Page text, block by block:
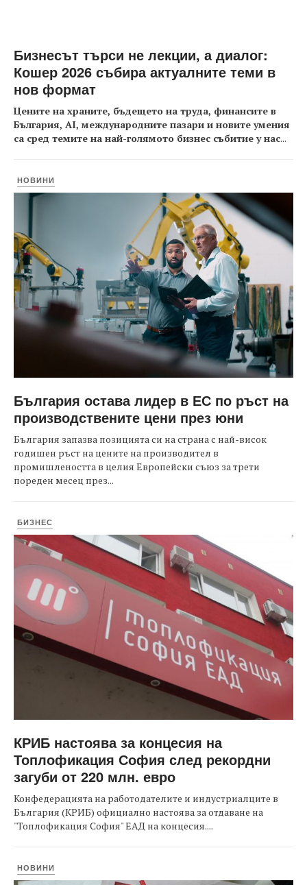
Бизнесът търси не лекции, а диалог:
Кошер 2026 събира актуалните теми в
нов формат
Цените на храните, бъдещето на труда, финансите в
България, AI, международните пазари и новите умения
са сред темите на най-голямото бизнес събитие у нас...
НОВИНИ
България остава лидер в ЕС по ръст на
производствените цени през юни
България запазва позицията си на страна с най-висок
годишен ръст на цените на производител в
промишлеността в целия Европейски съюз за трети
пореден месец през...
БИЗНЕС
КРИБ настоява за концесия на
Топлофикация София след рекордни
загуби от 220 млн. евро
Конфедерацията на работодателите и индустриалците в
България (КРИБ) официално настоява за отдаване на
"Топлофикация София" ЕАД на концесия....
НОВИНИ